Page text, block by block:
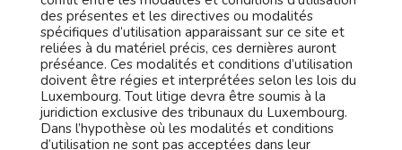
des présentes et les directives ou modalités
spécifiques d’utilisation apparaissant sur ce site et
reliées à du matériel précis, ces dernières auront
préséance. Ces modalités et conditions d’utilisation
doivent être régies et interprétées selon les lois du
Luxembourg. Tout litige devra être soumis à la
juridiction exclusive des tribunaux du Luxembourg.
Dans l’hypothèse où les modalités et conditions
d’utilisation ne sont pas acceptées dans leur